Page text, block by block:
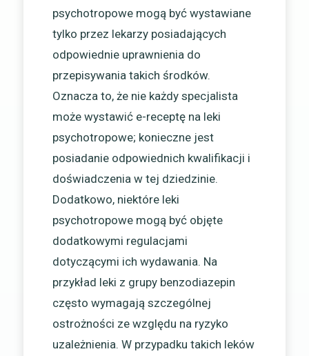
psychotropowe mogą być wystawiane
tylko przez lekarzy posiadających
odpowiednie uprawnienia do
przepisywania takich środków.
Oznacza to, że nie każdy specjalista
może wystawić e-receptę na leki
psychotropowe; konieczne jest
posiadanie odpowiednich kwalifikacji i
doświadczenia w tej dziedzinie.
Dodatkowo, niektóre leki
psychotropowe mogą być objęte
dodatkowymi regulacjami
dotyczącymi ich wydawania. Na
przykład leki z grupy benzodiazepin
często wymagają szczególnej
ostrożności ze względu na ryzyko
uzależnienia. W przypadku takich leków